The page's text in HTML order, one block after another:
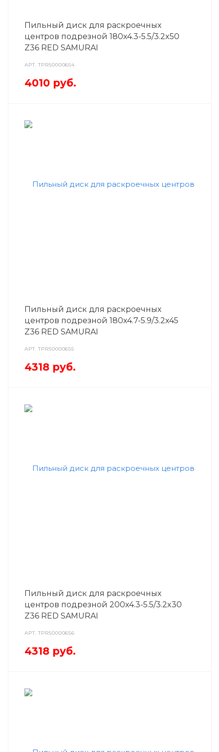
Пильный диск для раскроечных
центров подрезной 180x4.3-5.5/3.2x50
Z36 RED SAMURAI
АРТ.TPRS0000654
4010 руб.
Пильный диск для раскроечных
центров подрезной 180x4.7-5.9/3.2x45
Z36 RED SAMURAI
АРТ.TPRS0000655
4318 руб.
Пильный диск для раскроечных
центров подрезной 200x4.3-5.5/3.2x30
Z36 RED SAMURAI
АРТ.TPRS0000656
4318 руб.